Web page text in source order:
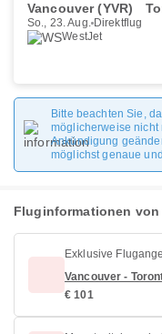
Vancouver (YVR)
So., 23. Aug. Direktflug
WestJet
Bitte beachten Sie,
möglicherweise nicht
Ankündigung
möglichst genaue
Fluginformationen
Exklusive
Vancouver -
€ 101